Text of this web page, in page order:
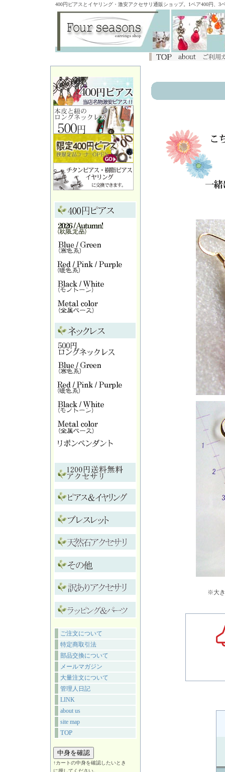
400円ピアスとイヤリング・激安アクセサリ通販ショップ。1ペア400円、
ご注文について
特定商取引法
部品交換について
メールマガジン
大量注文について
管理人日記
LINK
about us
site map
TOP
↑カートの中身を確認したいとき
に押してください。
※大き